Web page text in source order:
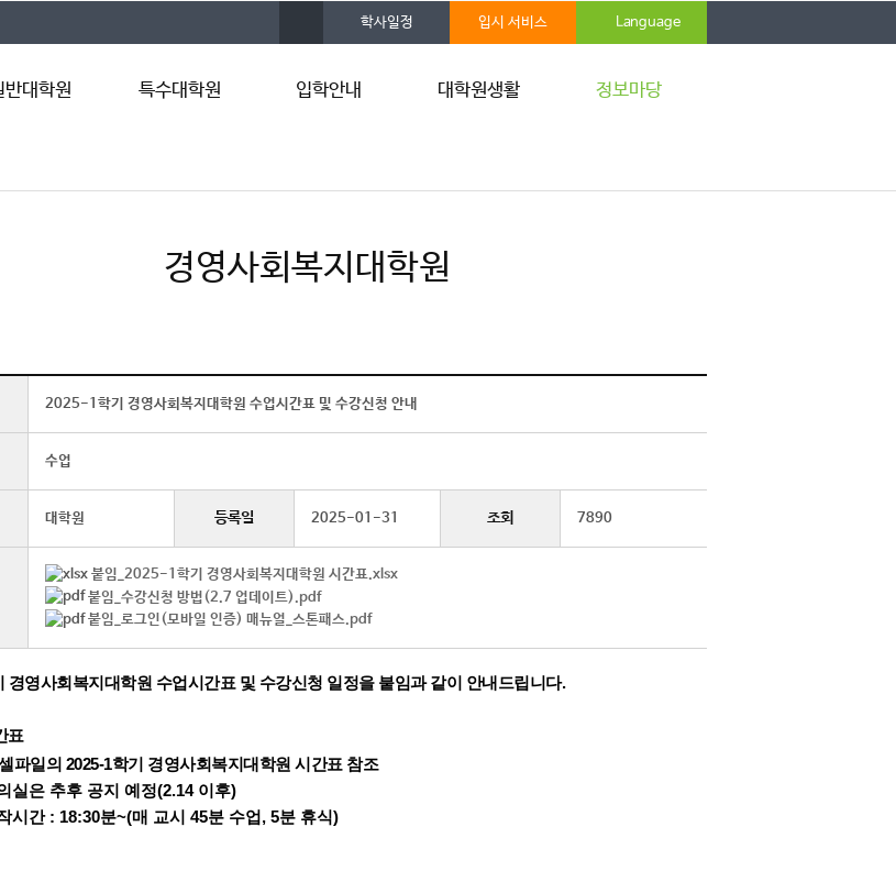
학사일정 입시 서비스 Language
반대학원
및 목표
특수대학원
보건복지대학원
상담대학원
바이오융합대학원
입학안내
면접(구술)고사
입학 FAQ
입학상담
대학원생활
자격시험
장학안내
증명발급
정보마당
IRB
경영사회복지대학원
2025-1학기 경영사회복지대학원 수업시간표 및 수강신청 안내
수업
대학원 등록일 2025-01-31 조회 7890
붙임_2025-1학기 경영사회복지대학원 시간표.xlsx
붙임_수강신청 방법(2.7 업데이트).pdf
붙임_로그인(모바일 인증) 매뉴얼_스톤패스.pdf
경영사회복지대학원 수업시간표 및 수강신청 일정을 붙임과 같이 안내드립니다.
표
파일의 2025-1학기 경영사회복지대학원 시간표 참조
실은 추후 공지 예정(2.14 이후)
시간 : 18:30분~(매 교시 45분 수업, 5분 휴식)